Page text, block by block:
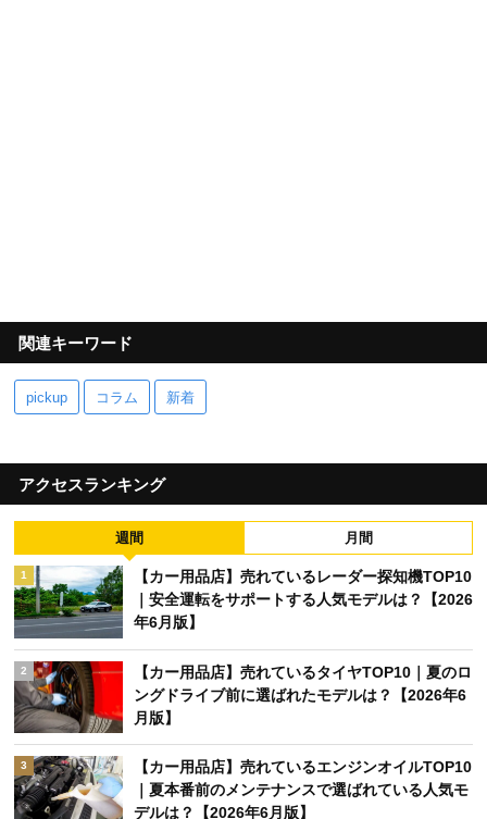
関連キーワード
pickup コラム 新着
アクセスランキング
週間 月間
1
【カー用品店】売れているレーダー探知機TOP10
｜安全運転をサポートする人気モデルは？【2026
年6月版】
2
【カー用品店】売れているタイヤTOP10｜夏のロ
ングドライブ前に選ばれたモデルは？【2026年6
月版】
3
【カー用品店】売れているエンジンオイルTOP10
｜夏本番前のメンテナンスで選ばれている人気モ
デルは？【2026年6月版】